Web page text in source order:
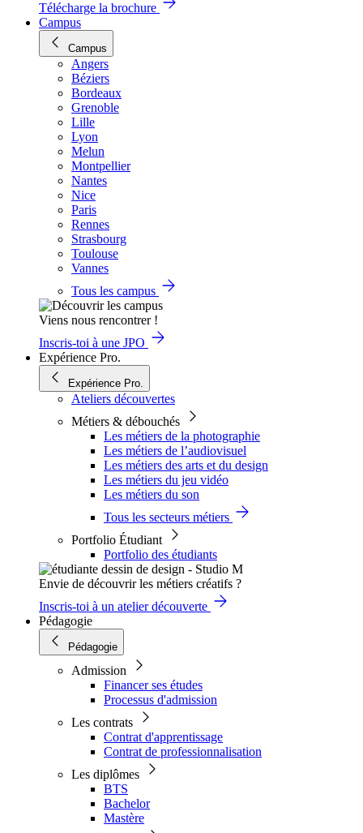
Télécharge la brochure
Campus
Campus
Angers
Béziers
Bordeaux
Grenoble
Lille
Lyon
Melun
Montpellier
Nantes
Nice
Paris
Rennes
Strasbourg
Toulouse
Vannes
Tous les campus
Viens nous rencontrer !
Inscris-toi à une JPO
Expérience Pro.
Expérience Pro.
Ateliers découvertes
Métiers & débouchés
Les métiers de la photographie
Les métiers de l’audiovisuel
Les métiers des arts et du design
Les métiers du jeu vidéo
Les métiers du son
Tous les secteurs métiers
Portfolio Étudiant
Portfolio des étudiants
Envie de découvrir les métiers créatifs ?
Inscris-toi à un atelier découverte
Pédagogie
Pédagogie
Admission
Financer ses études
Processus d'admission
Les contrats
Contrat d'apprentissage
Contrat de professionnalisation
Les diplômes
BTS
Bachelor
Mastère